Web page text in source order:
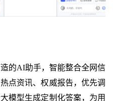
的AI助手，智能整合全网信
点资讯、权威报告，优先调
模型生成定制化答案，为用